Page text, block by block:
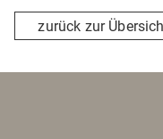
zurück zur